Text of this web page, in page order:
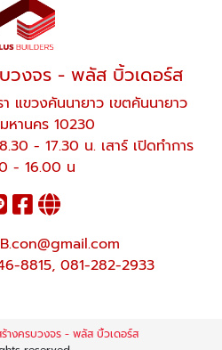
วงจร - พลัส บิ้วเดอร์ส
แขวงคันนายาว เขตคันนายาว
หานคร 10230
- 17.30 น. เสาร์ เปิดทำการ
- 16.00 น
8815, 081-282-2933
างครบวงจร - พลัส บิ้วเดอร์ส